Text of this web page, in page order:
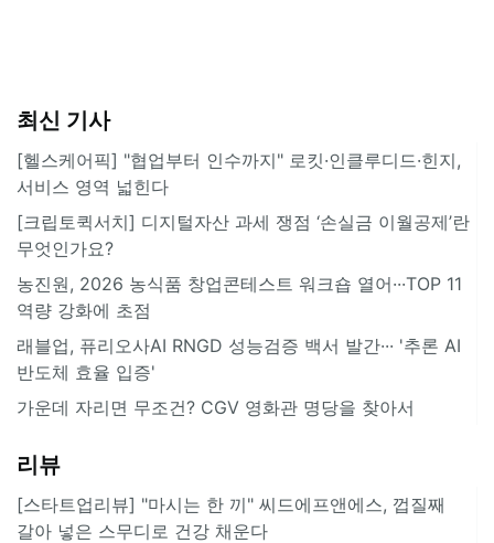
최신 기사
[헬스케어픽] "협업부터 인수까지" 로킷·인클루디드·힌지,
서비스 영역 넓힌다
[크립토퀵서치] 디지털자산 과세 쟁점 ‘손실금 이월공제’란
무엇인가요?
농진원, 2026 농식품 창업콘테스트 워크숍 열어···TOP 11
역량 강화에 초점
래블업, 퓨리오사AI RNGD 성능검증 백서 발간··· '추론 AI
반도체 효율 입증'
가운데 자리면 무조건? CGV 영화관 명당을 찾아서
리뷰
[스타트업리뷰] "마시는 한 끼" 씨드에프앤에스, 껍질째
갈아 넣은 스무디로 건강 채운다